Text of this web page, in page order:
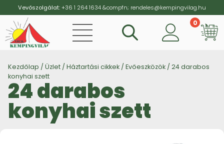
Vevőszolgálat:+36 1 264 1634&compfn; rendeles@kempingvilag.hu
0
Kezdőlap / Üzlet / Háztartási cikkek / Evőeszközök / 24 darabos
konyhai szett
24 darabos
konyhai szett